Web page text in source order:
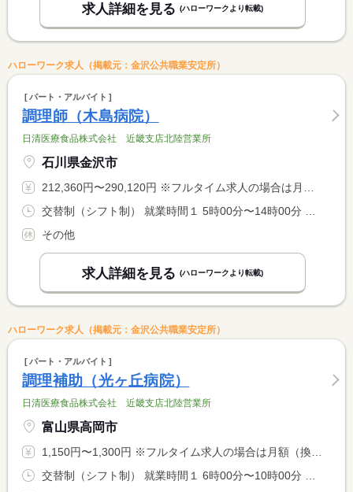
求人詳細を見る (ハローワークより転載)
ハローワーク求人（掲載元：金沢公共職業安定所）
パート・アルバイト
調理師（木島病院）
日清医療食品株式会社 近畿支店北陸営業所
石川県金沢市
212,360円〜290,120円 ※フルタイム求人の場合は月額（換算額）、パート求人の場合は時間額を表示しています。
その他
求人詳細を見る (ハローワークより転載)
ハローワーク求人（掲載元：金沢公共職業安定所）
パート・アルバイト
調理補助（光ヶ丘病院）
日清医療食品株式会社 近畿支店北陸営業所
富山県高岡市
1,150円〜1,300円 ※フルタイム求人の場合は月額（換算額）、パート求人の場合は時間額を表示しています。